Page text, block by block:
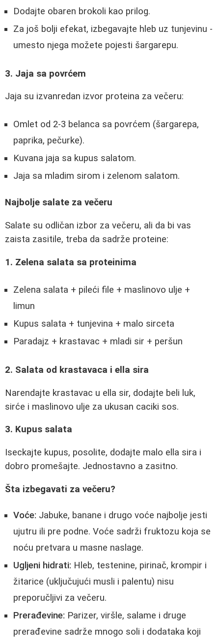
Dodajte obaren brokoli kao prilog.
Za još bolji efekat, izbegavajte hleb uz tunjevinu -
umesto njega možete pojesti šargarepu.
3. Jaja sa povrćem
Jaja su izvanredan izvor proteina za večeru:
Omlet od 2-3 belanca sa povrćem (šargarepa,
paprika, pečurke).
Kuvana jaja sa kupus salatom.
Jaja sa mladim sirom i zelenom salatom.
Najbolje salate za večeru
Salate su odličan izbor za večeru, ali da bi vas
zaista zasitile, treba da sadrže proteine:
1. Zelena salata sa proteinima
Zelena salata + pileći file + maslinovo ulje +
limun
Kupus salata + tunjevina + malo sirceta
Paradajz + krastavac + mladi sir + peršun
2. Salata od krastavaca i ella sira
Narendajte krastavac u ella sir, dodajte beli luk,
sirće i maslinovo ulje za ukusan caciki sos.
3. Kupus salata
Iseckajte kupus, posolite, dodajte malo ella sira i
dobro promešajte. Jednostavno a zasitno.
Šta izbegavati za večeru?
Voće: Jabuke, banane i drugo voće najbolje jesti
ujutru ili pre podne. Voće sadrži fruktozu koja se
noću pretvara u masne naslage.
Ugljeni hidrati: Hleb, testenine, pirinač, krompir i
žitarice (uključujući musli i palentu) nisu
preporučljivi za večeru.
Prerađevine: Parizer, viršle, salame i druge
prerađevine sadrže mnogo soli i dodataka koji